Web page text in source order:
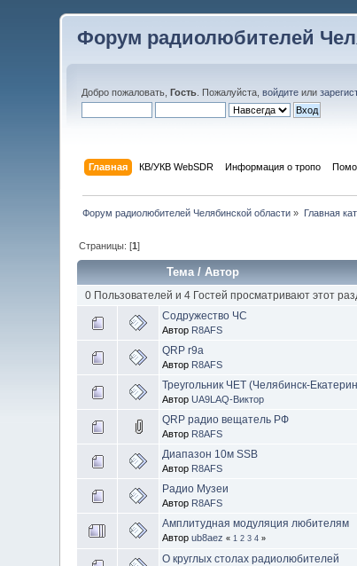
Форум радиолюбителей
Добро пожаловать,Гость . Пожалуйста,войдите или
Главная КВ/УКВ WebSDR Информация о тропо
Форум радиолюбителей Челябинской области » Главная
Страницы: [1]
Тема/Автор
0 Пользователей и 4 Гостей просматривают этот
Содружество ЧС
Автор R8AFS
QRP r9a
Автор R8AFS
Треугольник ЧЕТ (Челябинск-
АвторUA9LAQ-Виктор
QRP радио вещатель РФ
Автор R8AFS
Диапазон 10м SSB
Автор R8AFS
Радио Музеи
Автор R8AFS
Амплитудная модуляция любителям
Авторub8aez « 1 2 3 4 »
О круглых столах радиолюбителей